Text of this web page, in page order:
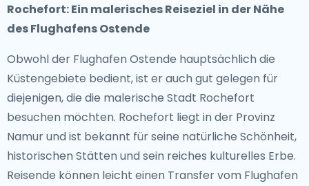
Rochefort: Ein malerisches Reiseziel in der Nähe
des Flughafens Ostende
Obwohl der Flughafen Ostende hauptsächlich die
Küstengebiete bedient, ist er auch gut gelegen für
diejenigen, die die malerische Stadt Rochefort
besuchen möchten. Rochefort liegt in der Provinz
Namur und ist bekannt für seine natürliche Schönheit,
historischen Stätten und sein reiches kulturelles Erbe.
Reisende können leicht einen Transfer vom Flughafen